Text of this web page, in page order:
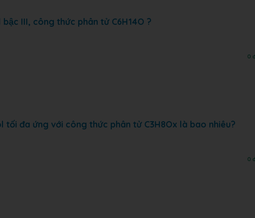
III, công thức phân tử C6H14O ?
0
tối đa ứng với công thức phân tử C3H8Ox là bao nhiêu?
0